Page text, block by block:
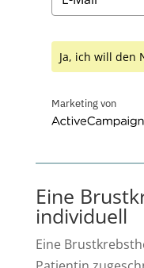
Ja, ich will den
Marketing von
ActiveCampaign
Eine
individuell
Eine